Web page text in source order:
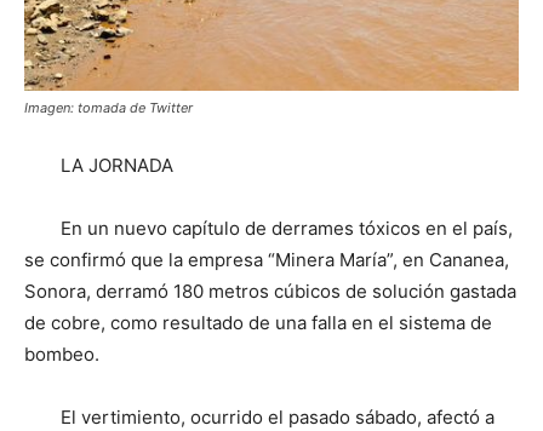
Imagen: tomada de Twitter
LA JORNADA
En un nuevo capítulo de derrames tóxicos en el país,
se confirmó que la empresa “Minera María”, en Cananea,
Sonora, derramó 180 metros cúbicos de solución gastada
de cobre, como resultado de una falla en el sistema de
bombeo.
El vertimiento, ocurrido el pasado sábado, afectó a